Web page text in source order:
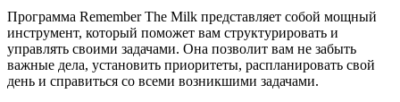
Программа Remember The Milk представляет собой мощный
инструмент, который поможет вам структурировать и
управлять своими задачами. Она позволит вам не забыть
важные дела, установить приоритеты, распланировать свой
день и справиться со всеми возникшими задачами.